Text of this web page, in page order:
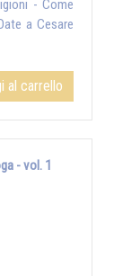
- Come
a Cesare
al carrello
- vol. 1